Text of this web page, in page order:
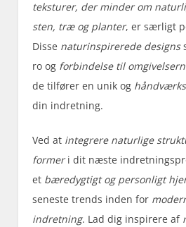
teksturer, der minder om
sten, træ og planter, er særligt
Disse naturinspirerede designs
ro og forbindelse til
de tilfører en unik og
din indretning.
Ved at integrere naturlige
formeri dit næste
et bæredygtigt og personligt
seneste trends inden for
indretning. Lad dig inspirere af